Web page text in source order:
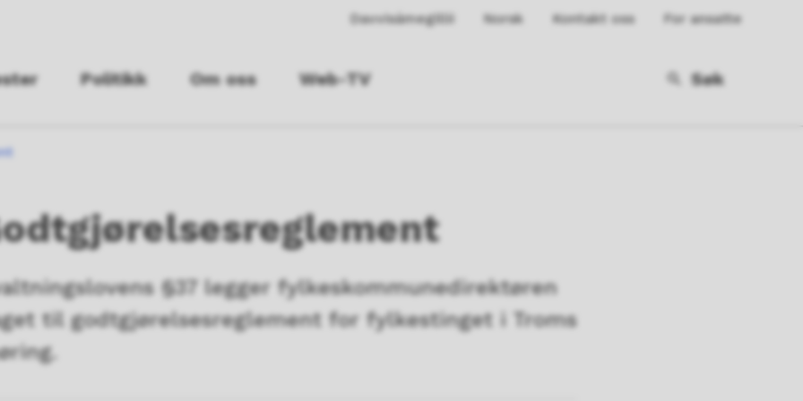
Davvisámegillii Norsk Kontakt oss For ansatte
Politikk Om oss Web-TV Søk
§37 legger fylkeskommunedirektøren
til godtgjørelsesreglement for fylkestinget i Troms